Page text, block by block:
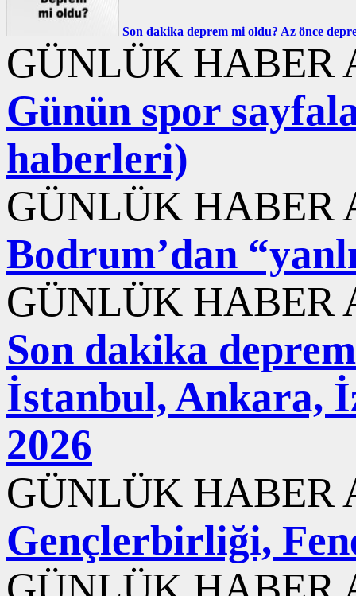
Son dakika deprem mi oldu? Az önce
GÜNLÜK HABER
Günün spor
haberleri)
GÜNLÜK HABER
Bodrum’dan
GÜNLÜK HABER
Son dakika
İstanbul, Ankara,
2026
GÜNLÜK HABER
Gençlerbirliği,